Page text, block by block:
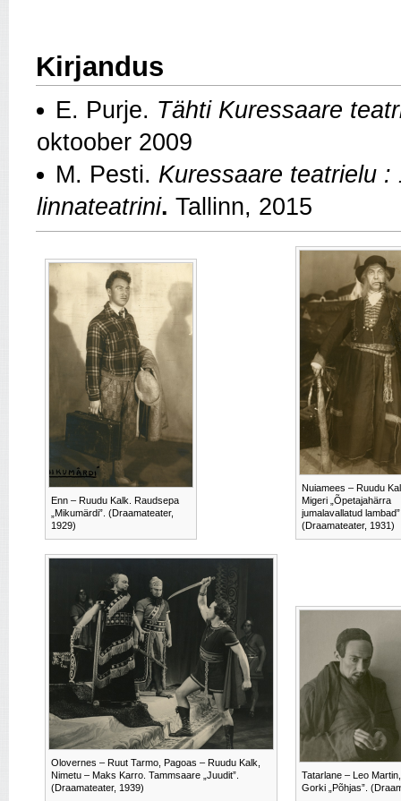
Kirjandus
E. Purje. Tähti Kuressaare
oktoober 2009
M. Pesti. Kuressaare teatrielu
linnateatrini. Tallinn, 2015
Enn – Ruudu Kalk. Raudsepa
„Mikumärdi”. (Draamateater,
1929)
Nuiamees – Ruudu
Migeri „Õpetajahärra
jumalavallatud
(Draamateater, 1931)
Olovernes – Ruut Tarmo, Pagoas – Ruudu Kalk,
Nimetu – Maks Karro. Tammsaare „Juudit”.
(Draamateater, 1939)
Tatarlane – Leo
Gorki „Põhjas”.